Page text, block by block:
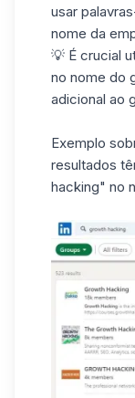
usar
nome da
💡 É crucial
no nome do
adicional ao
Exemplo
resultados
hacking" no